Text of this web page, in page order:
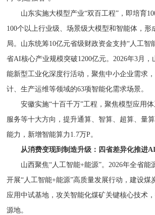
山东实施大模型产业“双百工程”，即培育
100个以上行业级、场景级大模型和智能体，形
局。山东统筹10亿元省级财政资金支持“人工智
省AI核心产业规模突破1200亿元。2026年3月
能新型工业化深度行活动，聚焦中小企业需求
计、生产运维等领域的63项智能化需求场景。
安徽实施“十百千万”工程，聚焦模型应用
服务等十大方向，提升通算、智算、超算、量
能力，新增智能算力1.7万P。
从消费变现到制造升级：四省差异化推进
山西聚焦“人工智能+能源”。2026年全省能
开展“人工智能+能源”高质量发展行动，建设煤
应用中试基地，攻关智能化煤矿关键核心技术
源地。